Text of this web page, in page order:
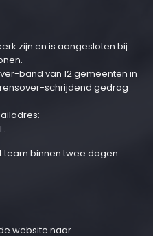
zijn en is aangesloten bij
band van 12 gemeenten in
schrijdend gedrag
.
team binnen twee dagen
website naar